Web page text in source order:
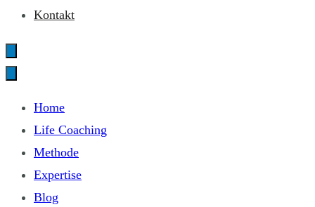
Kontakt
Home
Life Coaching
Methode
Expertise
Blog